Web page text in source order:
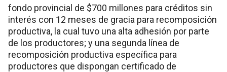
fondo provincial de $700 millones para créditos sin
interés con 12 meses de gracia para recomposición
productiva, la cual tuvo una alta adhesión por parte
de los productores; y una segunda línea de
recomposición productiva específica para
productores que dispongan certificado de